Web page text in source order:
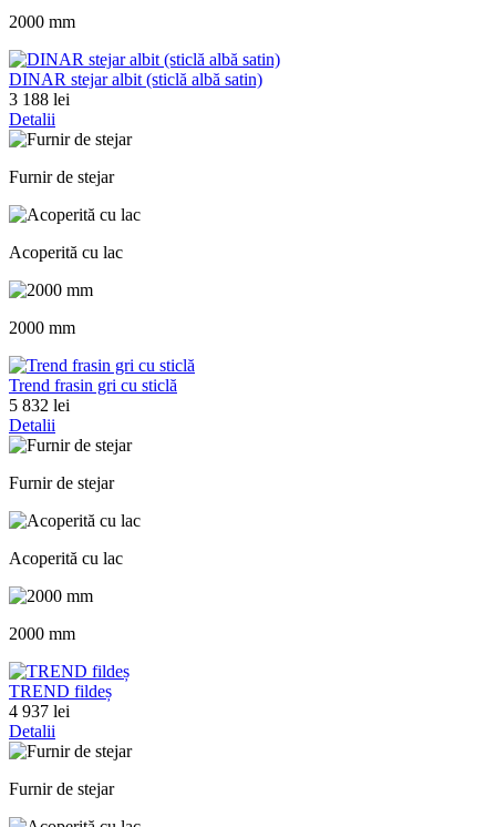
2000 mm
DINAR stejar albit (sticlă albă satin)
3 188 lei
Detalii
Furnir de stejar
Acoperită cu lac
2000 mm
Trend frasin gri cu sticlă
5 832 lei
Detalii
Furnir de stejar
Acoperită cu lac
2000 mm
TREND fildeș
4 937 lei
Detalii
Furnir de stejar